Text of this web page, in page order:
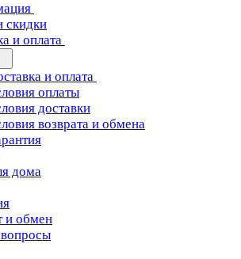
скидки
и оплата
и оплата
оплаты
доставки
возврата и обмена
дома
и обмен